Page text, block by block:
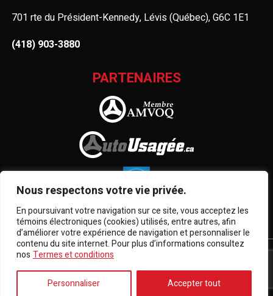
Nous respectons votre vie privée.
En poursuivant votre navigation sur ce site, vous acceptez les
témoins électroniques (cookies) utilisés, entre autres, afin
d’améliorer votre expérience de navigation et personnaliser le
contenu du site internet. Pour plus d’informations consultez
nos Termes et conditions
Personnaliser Accepter tout
701 rte du Président-Kennedy, Lévis (Québec), G6C 1E1
(418) 903-3880
PARTENAIRES
Termes et conditions
Association des marchands de véhicules d'occasion du
AMVOQ ne se tient pas responsable du contenu, de la
publicité et des informations apparaissant sur ce site.